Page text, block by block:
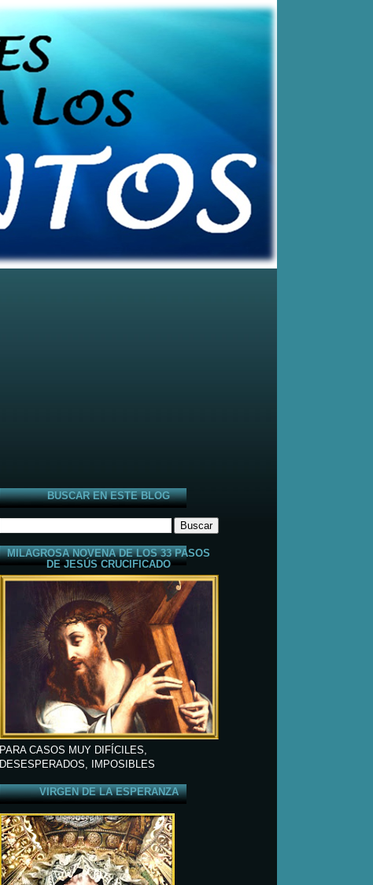
BUSCAR EN ESTE BLOG
MILAGROSA NOVENA DE LOS 33 PASOS
DE JESÚS CRUCIFICADO
PARA CASOS MUY DIFÍCILES,
DESESPERADOS, IMPOSIBLES
VIRGEN DE LA ESPERANZA